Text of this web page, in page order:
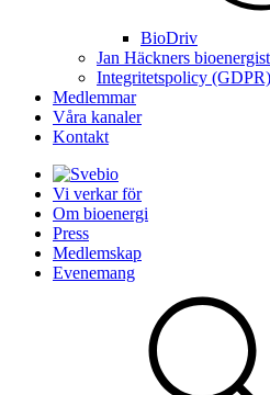
BioDriv
Jan Häckners
Integritetspolicy (GDPR)
Medlemmar
Våra kanaler
Kontakt
Vi verkar för
Om bioenergi
Press
Medlemskap
Evenemang